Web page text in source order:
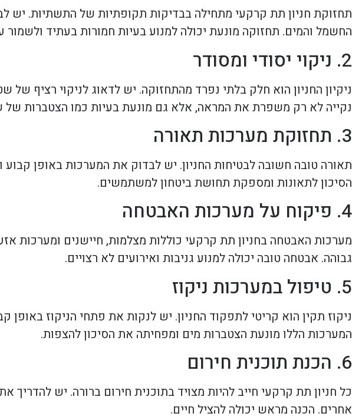
תחזוקת חניון תת קרקעי מתחילה בבדיקות תקופתיות של התשתיות. יש
החשמל והמים. תחזוקה מונעת יכולה למנוע בעיות חמורות בעתיד
2. ניקוי יסודי ומסודר
ניקיון החניון הוא חלק בלתי נפרד מהתחזוקה. יש לדאוג לניקוי רציף
נקייה לא רק משפרת את המראה, אלא גם מונעת בעיות כמו הצטברות של
3. תחזוקת מערכות תאורה
תאורה טובה חשובה לבטיחות החניון. יש לבדוק את המערכות באופן
הסיכון לתאונות ומספקת תחושת ביטחון למשתמשים.
4. פיקוח על מערכות האבטחה
מערכות האבטחה בחניון תת קרקעי כוללות מצלמות, חיישנים ומערכות
גבוהה. אבטחה טובה יכולה למנוע גניבות ואירועים לא רצויים.
5. טיפול במערכות ניקוז
ניקוז תקין הוא קריטי לתפקוד החניון. יש לנקות את פתחי הניקוז
המערכות הללו מונעת הצטברות מים ומפחיתה את הסיכון להצפות.
6. הכנת תוכנית חירום
כל חניון תת קרקעי חייב להיות מצויד בתוכנית חירום ברורה. יש
אחרים. הכנה מראש יכולה להציל חיים.